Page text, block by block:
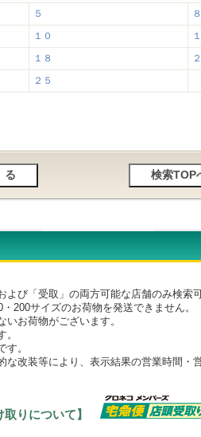
５
８
１０
１８
２５
び「受取」の両方可能な店舗のみ検索可
サイズのお荷物を発送できません。
お荷物がございます。
。
改装等により、表示結果の営業時間・
取りについて】